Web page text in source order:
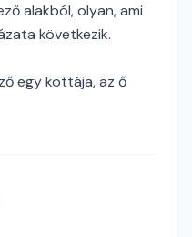
alakból, olyan, ami
következik.
egy kottája, az ő